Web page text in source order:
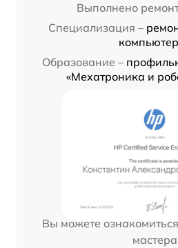
Выполнено
Специализация –
Образование –
«Мехатроника и
Вы можете
мастера